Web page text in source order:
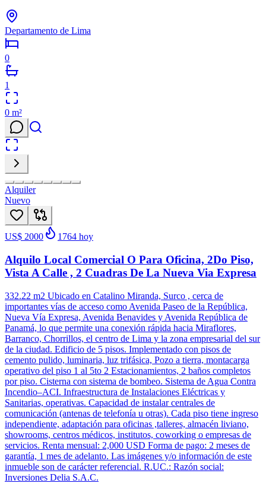
Departamento de Lima
0
1
0 m²
Alquiler
Nuevo
US$ 2000 1764 hoy
Alquilo Local Comercial O Para Oficina, 2Do Piso,
Vista A Calle , 2 Cuadras De La Nueva Via Expresa
332.22 m2 Ubicado en Catalino Miranda, Surco , cerca de
importantes vías de acceso como Avenida Paseo de la República,
Nueva Vía Expresa, Avenida Benavides y Avenida República de
Panamá, lo que permite una conexión rápida hacia Miraflores,
Barranco, Chorrillos, el centro de Lima y la zona empresarial del sur
de la ciudad. Edificio de 5 pisos. Implementado con pisos de
cemento pulido, luminaria, luz trifásica, Pozo a tierra, montacarga
operativo del piso 1 al 5to 2 Estacionamientos, 2 baños completos
por piso. Cisterna con sistema de bombeo. Sistema de Agua Contra
Incendio–ACI. Infraestructura de Instalaciones Eléctricas y
Sanitarias, operativas. Capacidad de instalar centrales de
comunicación (antenas de telefonía u otras). Cada piso tiene ingreso
independiente, adaptación para oficinas ,talleres, almacén liviano,
showrooms, centros médicos, institutos, coworking o empresas de
servicios. Renta mensual: 2,000 USD Forma de pago: 2 meses de
garantía, 1 mes de adelanto. Las imágenes y/o información de este
inmueble son de carácter referencial. R.UC.: Razón social:
Inversiones Delia S.A.C.